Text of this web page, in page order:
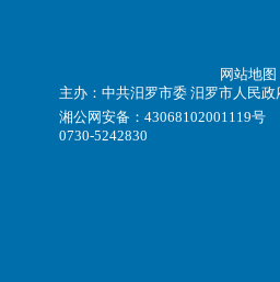
网站地图
主办：中共汨罗市委 汨罗市人民
湘公网安备：43068102001119号
0730-5242830